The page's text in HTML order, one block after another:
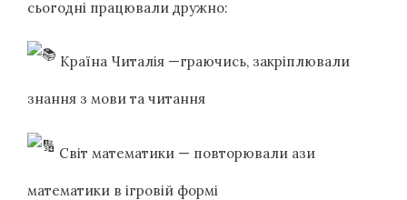
сьогодні працювали дружно:
Країна Читалія —граючись, закріплювали
знання з мови та читання
Світ математики — повторювали ази
математики в ігровій формі